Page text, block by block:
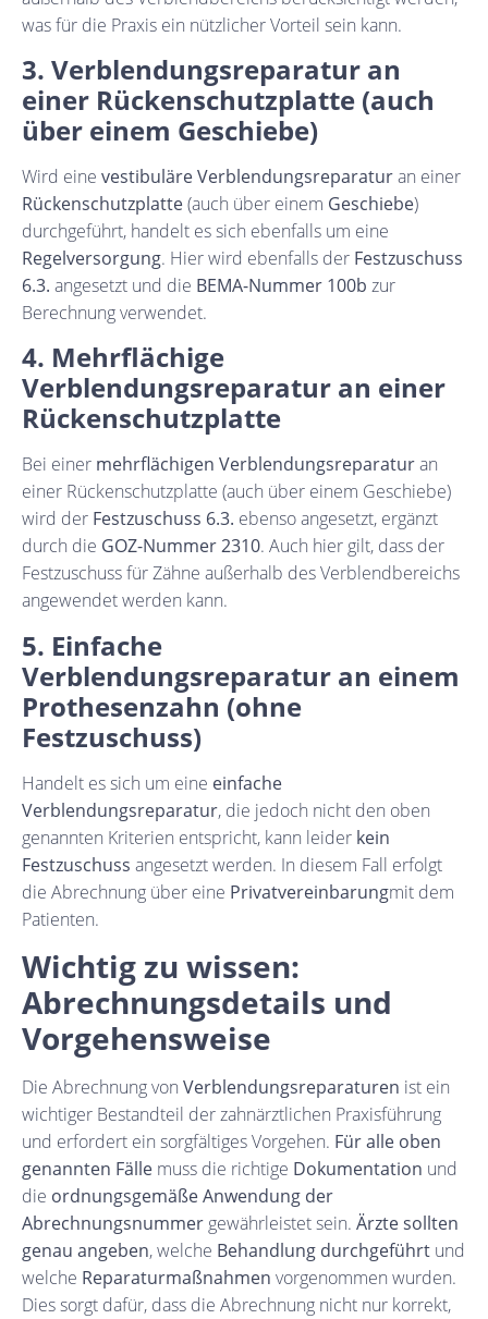
was für die Praxis ein nützlicher Vorteil sein kann.
3. Verblendungsreparatur an
einer Rückenschutzplatte (auch
über einem Geschiebe)
Wird eine vestibuläre Verblendungsreparaturan einer
Rückenschutzplatte(auch über einem Geschiebe)
durchgeführt, handelt es sich ebenfalls um eine
Regelversorgung. Hier wird ebenfalls der Festzuschuss
6.3. angesetzt und die BEMA-Nummer 100b zur
Berechnung verwendet.
4. Mehrflächige
Verblendungsreparatur an einer
Rückenschutzplatte
Bei einer mehrflächigen Verblendungsreparaturan
einer Rückenschutzplatte (auch über einem Geschiebe)
wird der Festzuschuss 6.3. ebenso angesetzt, ergänzt
durch die GOZ-Nummer 2310. Auch hier gilt, dass der
Festzuschuss für Zähne außerhalb des Verblendbereichs
angewendet werden kann.
5. Einfache
Verblendungsreparatur an einem
Prothesenzahn (ohne
Festzuschuss)
Handelt es sich um eine einfache
Verblendungsreparatur, die jedoch nicht den oben
genannten Kriterien entspricht, kann leider kein
Festzuschuss angesetzt werden. In diesem Fall erfolgt
die Abrechnung über eine Privatvereinbarungmit dem
Patienten.
Wichtig zu wissen:
Abrechnungsdetails und
Vorgehensweise
Die Abrechnung von Verblendungsreparaturen ist ein
wichtiger Bestandteil der zahnärztlichen Praxisführung
und erfordert ein sorgfältiges Vorgehen. Für alle oben
genannten Fälle muss die richtige Dokumentation und
die ordnungsgemäße Anwendung der
Abrechnungsnummer gewährleistet sein. Ärzte sollten
genau angeben, welche Behandlung durchgeführt und
welche Reparaturmaßnahmen vorgenommen wurden.
Dies sorgt dafür, dass die Abrechnung nicht nur korrekt,